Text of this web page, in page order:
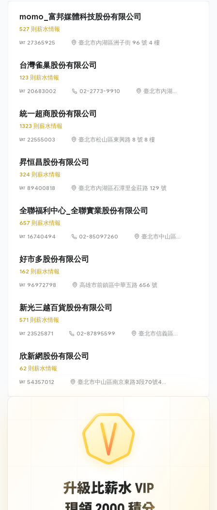
momo_富邦媒體科技股份有限公司
527 則薪水情報
27365925
臺北市內湖區洲子街 96 號 4 樓
台灣雀巢股份有限公司
123 則薪水情報
20683002
02-2773-9910
臺北市內湖區
統一超商股份有限公司
1323 則薪水情報
22555003
臺北市松山區東興路 8 號 8 樓
昇恒昌股份有限公司
324 則薪水情報
89400818
臺北市內湖區石潭里金莊路 129 號
全聯福利中心_全聯實業股份有限公司
657 則薪水情報
16740494
02-85097260
臺北市中山區敬
好市多股份有限公司
162 則薪水情報
96972798
高雄市前鎮區中華五路 656 號
新光三越百貨股份有限公司
571 則薪水情報
23525871
02-87895599
臺北市信義區松
欣新網股份有限公司
62 則薪水情報
54357012
臺北市中山區南京東路3段70號4